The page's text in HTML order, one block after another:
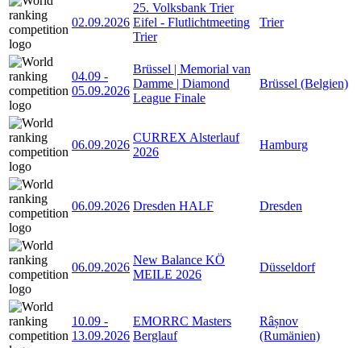
02.09.2026
25. Volksbank Trier
Eifel - Flutlichtmeeting
Trier
Trier
04.09 -
05.09.2026
Brüssel | Memorial van
Damme | Diamond
League Finale
Brüssel (Belgien)
06.09.2026
CURREX Alsterlauf
2026
Hamburg
06.09.2026 Dresden HALF Dresden
06.09.2026
New Balance KÖ
MEILE 2026
Düsseldorf
10.09 -
13.09.2026
EMORRC Masters
Berglauf
Râșnov
(Rumänien)